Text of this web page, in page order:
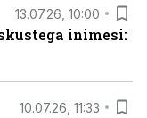
13.07.26, 10:00
inimesi:
10.07.26, 11:33